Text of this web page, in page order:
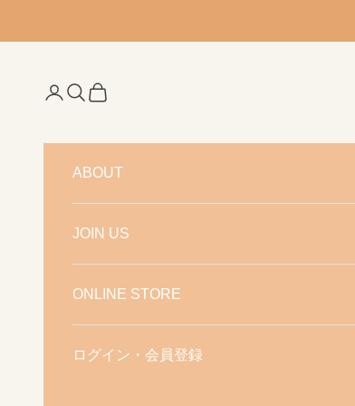
アカウントページに移動する
検索を開く
カートを開く
ABOUT
JOIN US
ONLINE STORE
ログイン・会員登録